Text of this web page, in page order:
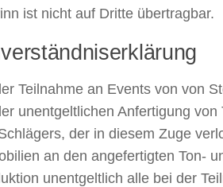
ist nicht auf Dritte übertragbar.
Teilnahme an Events von von
unentgeltlichen Anfertigung
der in diesem Zuge
an den angefertigten Ton-
unentgeltlich alle bei der